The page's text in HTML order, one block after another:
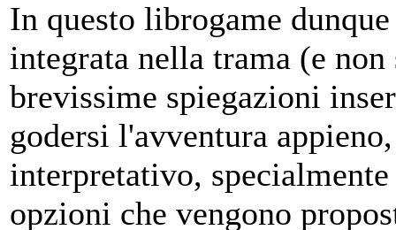
In questo librogame
integrata nella trama (e
brevissime spiegazioni
godersi l'avventura
interpretativo,
opzioni che vengono